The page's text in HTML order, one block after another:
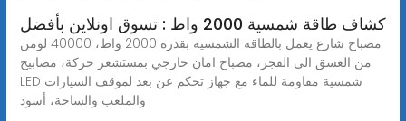
كشاف طاقة شمسية 2000 واط : تسوق اونلاين بأفضل
مصباح شارع يعمل بالطاقة الشمسية بقدرة 2000 واط، 40000 لومن
من الغسق الى الفجر، مصباح امان خارجي بمستشعر حركة، مصابيح
LED شمسية مقاومة للماء مع جهاز تحكم عن بعد لموقف السيارات
والملعب والساحة، أسود